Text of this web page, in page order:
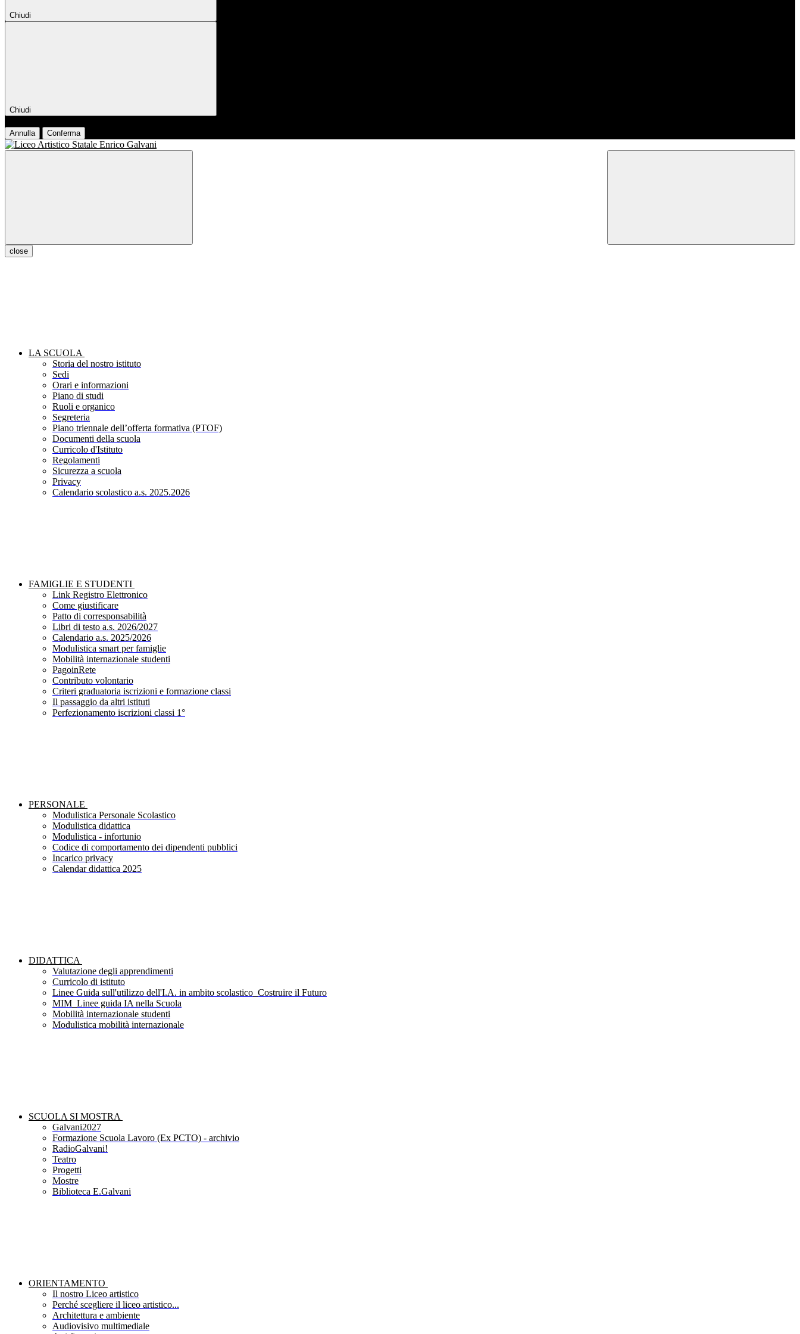
Chiudi
Chiudi
Annulla Conferma
close
LA SCUOLA
Storia del nostro istituto
Sedi
Orari e informazioni
Piano di studi
Ruoli e organico
Segreteria
Piano triennale dell’offerta formativa (PTOF)
Documenti della scuola
Curricolo d'Istituto
Regolamenti
Sicurezza a scuola
Privacy
Calendario scolastico a.s. 2025.2026
FAMIGLIE E STUDENTI
Link Registro Elettronico
Come giustificare
Patto di corresponsabilità
Libri di testo a.s. 2026/2027
Calendario a.s. 2025/2026
Modulistica smart per famiglie
Mobilità internazionale studenti
PagoinRete
Contributo volontario
Criteri graduatoria iscrizioni e formazione classi
Il passaggio da altri istituti
Perfezionamento iscrizioni classi 1°
PERSONALE
Modulistica Personale Scolastico
Modulistica didattica
Modulistica - infortunio
Codice di comportamento dei dipendenti pubblici
Incarico privacy
Calendar didattica 2025
DIDATTICA
Valutazione degli apprendimenti
Curricolo di istituto
Linee Guida sull'utilizzo dell'I.A. in ambito scolastico_Costruire il Futuro
MIM_Linee guida IA nella Scuola
Mobilità internazionale studenti
Modulistica mobilità internazionale
SCUOLA SI MOSTRA
Galvani2027
Formazione Scuola Lavoro (Ex PCTO) - archivio
RadioGalvani!
Teatro
Progetti
Mostre
Biblioteca E.Galvani
ORIENTAMENTO
Il nostro Liceo artistico
Perché scegliere il liceo artistico...
Architettura e ambiente
Audiovisivo multimediale